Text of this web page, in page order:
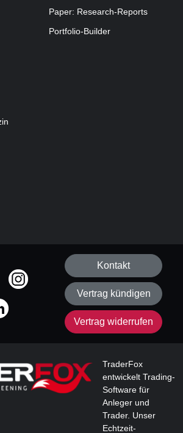
Paper: Research-Reports
Portfolio-Builder
Accounts
Kontakt
Vertrag kündigen
Vertrag widerrufen
TraderFox
entwickelt Trading-
Software für
Anleger und
Trader. Unser
Echtzeit-